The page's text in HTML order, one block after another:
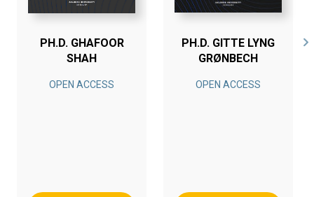
PH.D. GHAFOOR
SHAH
OPEN ACCESS
PH.D. GITTE LYNG
GRØNBECH
OPEN ACCESS